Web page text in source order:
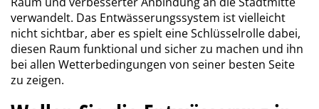
verwandelt. Das Entwässerungssystem ist vielleicht
nicht sichtbar, aber es spielt eine Schlüsselrolle dabei,
diesen Raum funktional und sicher zu machen und ihn
bei allen Wetterbedingungen von seiner besten Seite
zu zeigen.